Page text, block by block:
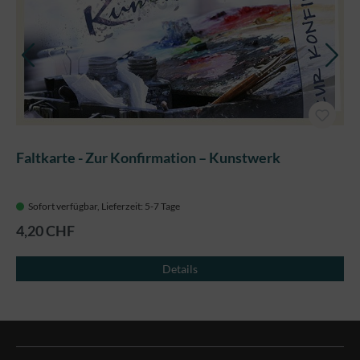
Faltkarte - Zur Konfirmation – Kunstwerk
Sofort verfügbar, Lieferzeit: 5-7 Tage
4,20 CHF
Details